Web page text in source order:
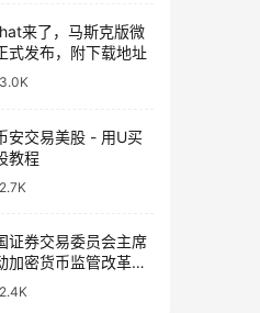
来了，马斯克版微
式发布，附下载地址
3.0K
安交易美股 - 用U买
教程
2.7K
证券交易委员会主席
加密货币监管改革，
未来验证
2.4K